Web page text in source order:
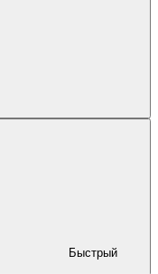
Быстрый